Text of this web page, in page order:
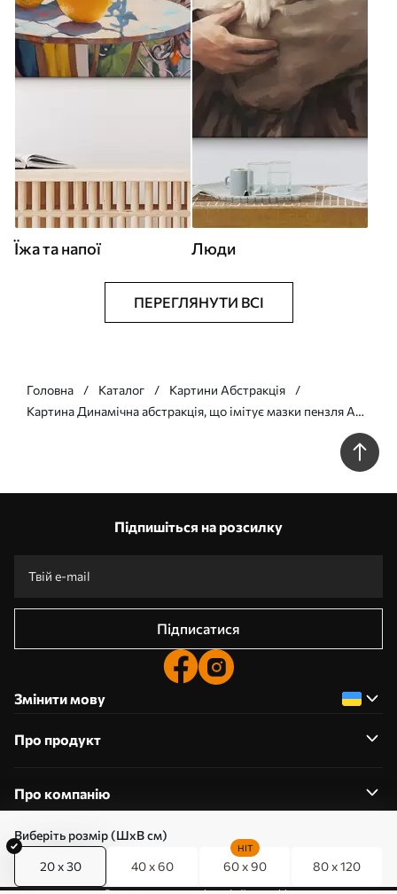
Виберіть розмір (ШхВ см)
20 x 30 40 x 60 60 x 90
HIT
80 x 120
Їжа та напої Люди
ПЕРЕГЛЯНУТИ ВСІ
Головна Каталог
Картини Абстракція
Картина Динамічна абстракція, що імітує мазки пензля Арт.
Підпишіться на розсилку
Підписатися
Змінити мову
Про продукт
Про компанію
0800357223